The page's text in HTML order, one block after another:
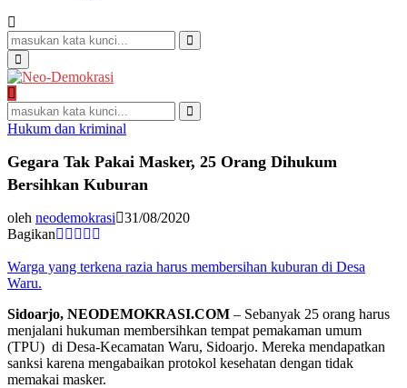
Search
for:
Search
Primary
Menu
Search
for:
Search
Hukum dan kriminal
Gegara Tak Pakai Masker, 25 Orang Dihukum
Bersihkan Kuburan
oleh neodemokrasi
31/08/2020
Bagikan
Warga yang terkena razia harus membersihan kuburan di Desa
Waru.
Sidoarjo, NEODEMOKRASI.COM – Sebanyak 25 orang harus
menjalani hukuman membersihkan tempat pemakaman umum
(TPU) di Desa-Kecamatan Waru, Sidoarjo. Mereka mendapatkan
sanksi karena mengabaikan protokol kesehatan dengan tidak
memakai masker.